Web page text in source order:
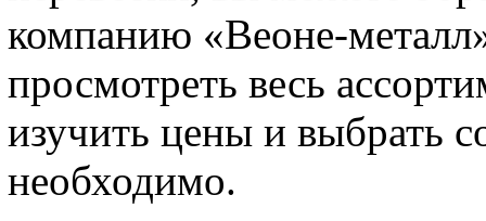
компанию «Веоне-
просмотреть весь
изучить цены и выбрать
необходимо.